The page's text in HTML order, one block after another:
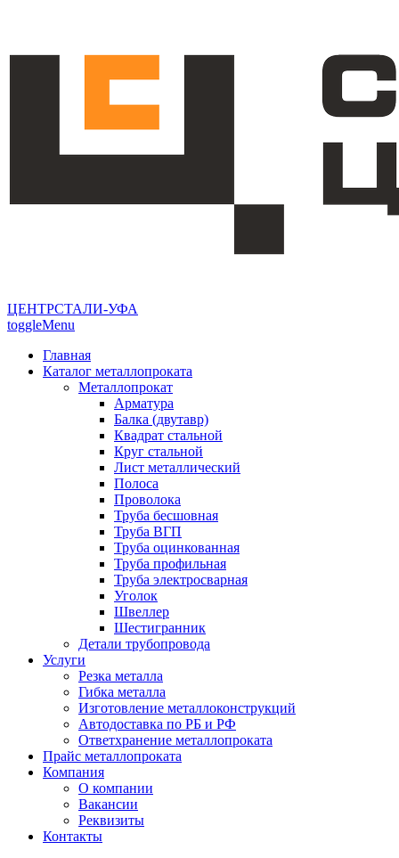
ЦЕНТРСТАЛИ-УФА
toggleMenu
Главная
Каталог металлопроката
Металлопрокат
Арматура
Балка (двутавр)
Квадрат стальной
Круг стальной
Лист металлический
Полоса
Проволока
Труба бесшовная
Труба ВГП
Труба оцинкованная
Труба профильная
Труба электросварная
Уголок
Швеллер
Шестигранник
Детали трубопровода
Услуги
Резка металла
Гибка металла
Изготовление металлоконструкций
Автодоставка по РБ и РФ
Ответхранение металлопроката
Прайс металлопроката
Компания
О компании
Вакансии
Реквизиты
Контакты